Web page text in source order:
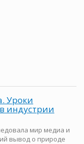
Уроки
индустрии
мир медиа и
вывод о природе